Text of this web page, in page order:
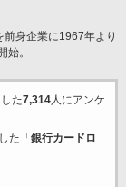
身企業に1967年より
始。
た7,314人にアンケ
た「 銀行カードロ